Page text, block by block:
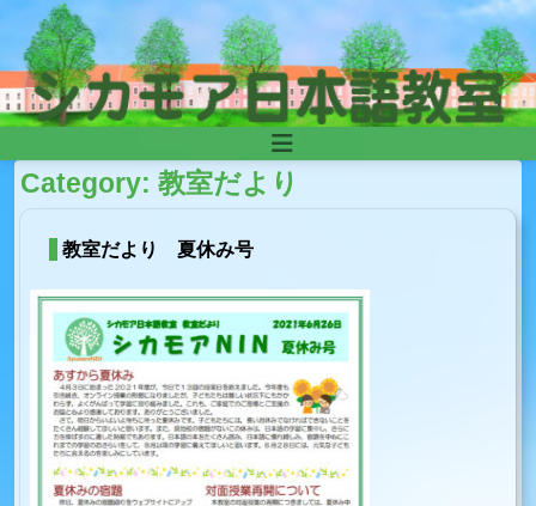
Skip to content
Main
Navigation
Category: 教室だより
教室だより 夏休み号